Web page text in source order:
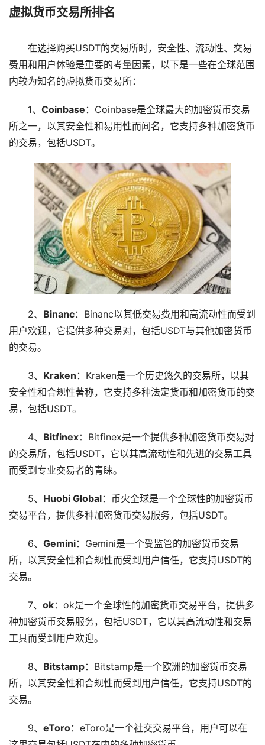
虚拟货币交易所排名
在选择购买USDT的交易所时，安全性、流动性、交易
费用和用户体验是重要的考量因素，以下是一些在全球范围
内较为知名的虚拟货币交易所：
1、 Coinbase ：Coinbase是全球最大的加密货币交易
所之一，以其安全性和易用性而闻名，它支持多种加密货币
的交易，包括USDT。
2、 Binanc：Binanc以其低交易费用和高流动性而受到
用户欢迎，它提供多种交易对，包括USDT与其他加密货币
的交易。
3、 Kraken ：Kraken是一个历史悠久的交易所，以其
安全性和合规性著称，它支持多种法定货币和加密货币的交
易，包括USDT。
4、 Bitfinex：Bitfinex是一个提供多种加密货币交易对
的交易所，包括USDT，它以其高流动性和先进的交易工具
而受到专业交易者的青睐。
5、 Huobi Global：币火全球是一个全球性的加密货币
交易平台，提供多种加密货币交易服务，包括USDT。
6、 Gemini：Gemini是一个受监管的加密货币交易
所，以其安全性和合规性而受到用户信任，它支持USDT的
交易。
7、 ok：ok是一个全球性的加密货币交易平台，提供多
种加密货币交易服务，包括USDT，它以其高流动性和交易
工具而受到用户欢迎。
8、 Bitstamp：Bitstamp是一个欧洲的加密货币交易
所，以其安全性和合规性而受到用户信任，它支持USDT的
交易。
9、 eToro：eToro是一个社交交易平台，用户可以在